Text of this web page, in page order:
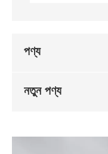
পণ্য
নতুন পণ্য